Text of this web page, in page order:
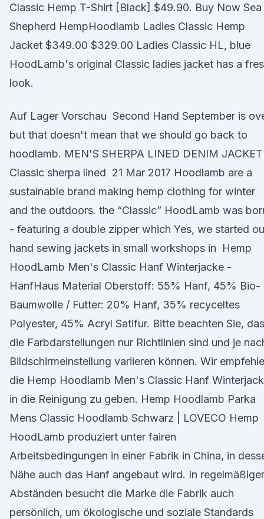
Classic Hemp T-Shirt [Black] $49.90. Buy Now Sea
Shepherd HempHoodlamb Ladies Classic Hemp
Jacket $349.00 $329.00 Ladies Classic HL, blue
HoodLamb's original Classic ladies jacket has a
look.
Auf Lager Vorschau Second Hand September is
but that doesn't mean that we should go back to
hoodlamb. MEN'S SHERPA LINED DENIM JACKET
Classic sherpa lined 21 Mar 2017 Hoodlamb are a
sustainable brand making hemp clothing for winter
and the outdoors. the “Classic” HoodLamb was
- featuring a double zipper which Yes, we started
hand sewing jackets in small workshops in Hemp
HoodLamb Men's Classic Hanf Winterjacke -
HanfHaus Material Oberstoff: 55% Hanf, 45% Bio-
Baumwolle / Futter: 20% Hanf, 35% recyceltes
Polyester, 45% Acryl Satifur. Bitte beachten Sie,
die Farbdarstellungen nur Richtlinien sind und je
Bildschirmeinstellung variieren können. Wir
die Hemp Hoodlamb Men's Classic Hanf
in die Reinigung zu geben. Hemp Hoodlamb Parka
Mens Classic Hoodlamb Schwarz | LOVECO Hemp
HoodLamb produziert unter fairen
Arbeitsbedingungen in einer Fabrik in China, in
Nähe auch das Hanf angebaut wird. In
Abständen besucht die Marke die Fabrik auch
persönlich, um ökologische und soziale Standards